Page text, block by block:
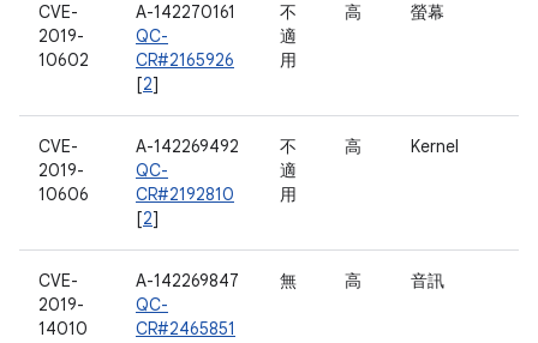
CVE-
2019-
10602
A-142270161
QC-
CR#2165926
[2]
不
適
用
高 螢幕
CVE-
2019-
10606
A-142269492
QC-
CR#2192810
[2]
不
適
用
高 Kernel
CVE-
2019-
14010
A-142269847
QC-
CR#2465851
無 高 音訊